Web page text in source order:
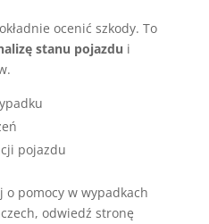
ocenić szkody. To
stanu pojazdu i
pojazdu
o pomocy w wypadkach
odwiedź stronę